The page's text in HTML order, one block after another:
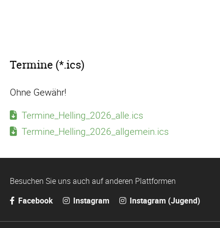
Termine (*.ics)
Ohne Gewähr!
Termine_Helling_2026_alle.ics
Termine_Helling_2026_allgemein.ics
Besuchen Sie uns auch auf anderen Plattformen
Facebook
Instagram Instagram (Jugend)